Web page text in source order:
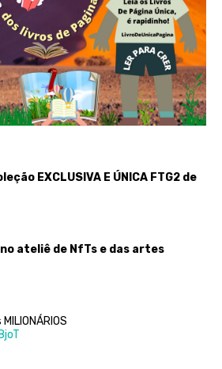
EXCLUSIVA E ÚNICA FTG2 de
ateliê de NfTs e das artes
MILIONÁRIOS